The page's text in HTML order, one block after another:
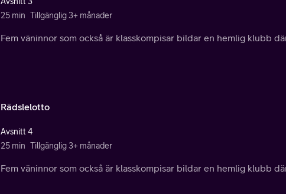
25 min Tillgänglig 3+ månader
Fem väninnor som också är klasskompisar bildar en hemlig klubb
Rädslelotto
Avsnitt 4
25 min Tillgänglig 3+ månader
Fem väninnor som också är klasskompisar bildar en hemlig klubb